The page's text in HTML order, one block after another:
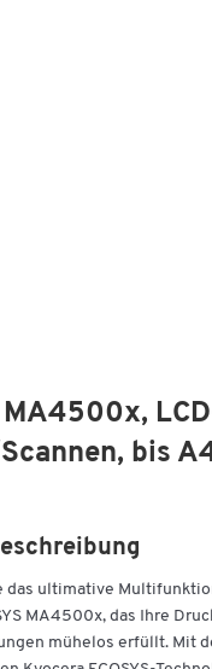
bis
das ultimative
MA4500x, das Ihre
mühelos erfüllt. Mit